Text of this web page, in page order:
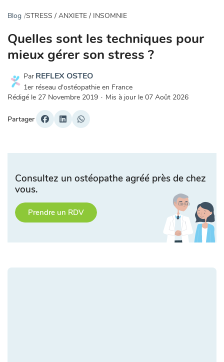
Blog STRESS / ANXIETE / INSOMNIE
Quelles sont les techniques pour
mieux gérer son stress ?
Par REFLEX OSTEO
1er réseau d'ostéopathie en France
Rédigé le 27 Novembre 2019 · Mis à jour le 07 Août 2026
Partager
Consultez un ostéopathe agréé près de chez
vous.
Prendre un RDV